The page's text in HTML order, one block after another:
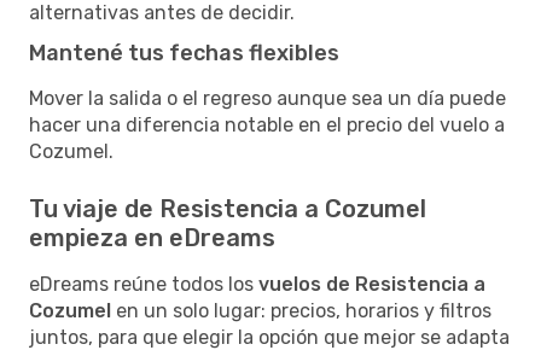
alternativas antes de decidir.
Mantené tus fechas flexibles
Mover la salida o el regreso aunque sea un día puede
hacer una diferencia notable en el precio del vuelo a
Cozumel.
Tu viaje de Resistencia a Cozumel
empieza en eDreams
eDreams reúne todos los vuelos de Resistencia a
Cozumel en un solo lugar: precios, horarios y filtros
juntos, para que elegir la opción que mejor se adapta